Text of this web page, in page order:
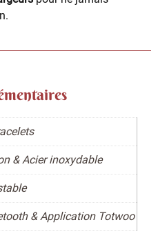
& Acier inoxydable
& Application Totwoo